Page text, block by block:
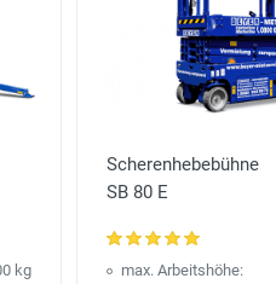
kg
Scherenhebebühne
SB 80 E
max. Arbeitshöhe: